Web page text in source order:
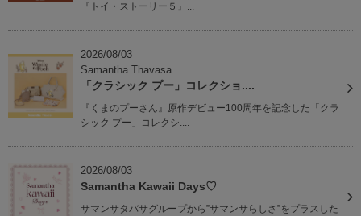
『トイ・ストーリー５』...
2026/08/03
Samantha Thavasa
「クラシック プー」コレクショ....
『くまのプーさん』原作デビュー100周年を記念した「クラ
シック プー」コレクシ....
2026/08/03
Samantha Kawaii Days♡
サマンサタバサグループから”サマンサらしさ”をプラスした